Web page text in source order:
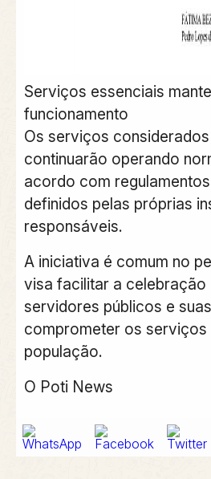
Serviços essenciais
funcionamento
Os serviços
continuarão operando
acordo com
definidos pelas próprias
responsáveis.
A iniciativa é comum no
visa facilitar a celebração
servidores públicos e
comprometer os serviços
população.
O Poti News